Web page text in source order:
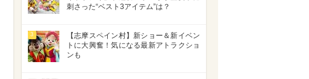
刺さった“ベスト3アイテム”は？
3
【志摩スペイン村】新ショー＆新イベン
トに大興奮！気になる最新アトラクショ
ンも